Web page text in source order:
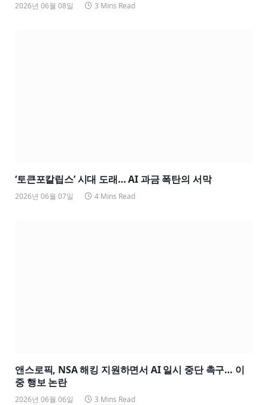
2026년 06월 08일 3 Mins Read
‘토큰포칼립스’ 시대 도래… AI 과금 폭탄의 서막
2026년 06월 07일 4 Mins Read
앤스로픽, NSA 해킹 지원하면서 AI 일시 중단 촉구… 이
중 행보 논란
2026년 06월 06일 3 Mins Read